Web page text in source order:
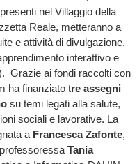
nel Villaggio della
Reale, metteranno a
e attività di divulgazione,
interattivo e
Grazie ai fondi raccolti con
ha finanziato tre assegni
su temi legati alla salute,
sociali e lavorative. La
a Francesca Zafonte,
Tania